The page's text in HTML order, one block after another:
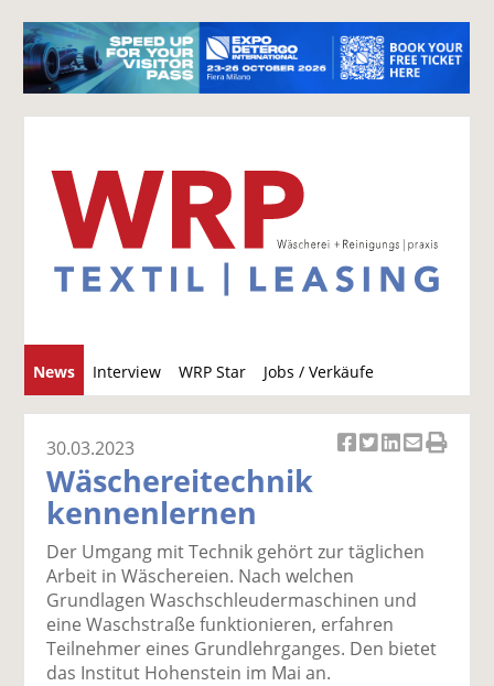
News Interview WRP Star Jobs / Verkäufe
u
c
el
a
uf
F
ac
e
el
t
tt
er
n
el
a
Li
n
k
p
er
E
m
ai
e
n
30.03.2023
Wäschereitechnik
kennenlernen
Der Umgang mit Technik gehört zur täglichen
Arbeit in Wäschereien. Nach welchen
Grundlagen Waschschleudermaschinen und
eine Waschstraße funktionieren, erfahren
Teilnehmer eines Grundlehrganges. Den bietet
das Institut Hohenstein im Mai an.